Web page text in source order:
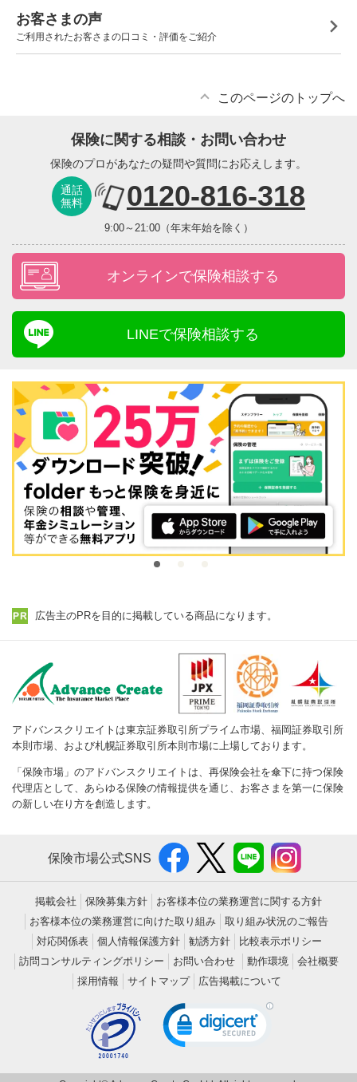
お客さまの声
ご利用されたお客さまの口コミ・評価をご紹介
このページのトップへ
保険に関する相談・お問い合わせ
保険のプロがあなたの疑問や質問にお応えします。
通話
無料
0120-816-318
9:00～21:00（年末年始を除く）
オンラインで保険相談する
LINEで保険相談する
広告主のPRを目的に掲載している商品になります。
アドバンスクリエイトは東京証券取引所プライム市場、福岡証券取引所
本則市場、および札幌証券取引所本則市場に上場しております。
「保険市場」のアドバンスクリエイトは、再保険会社を傘下に持つ保険
代理店として、あらゆる保険の情報提供を通じ、お客さまを第一に保険
の新しい在り方を創造します。
保険市場公式SNS
掲載会社 保険募集方針
お客様本位の業務運営に関する方針
お客様本位の業務運営に向けた取り組み
取り組み状況のご報告
対応関係表
個人情報保護方針 勧誘方針
比較表示ポリシー
訪問コンサルティングポリシー
お問い合わせ 動作環境
会社概要
採用情報
サイトマップ 広告掲載について